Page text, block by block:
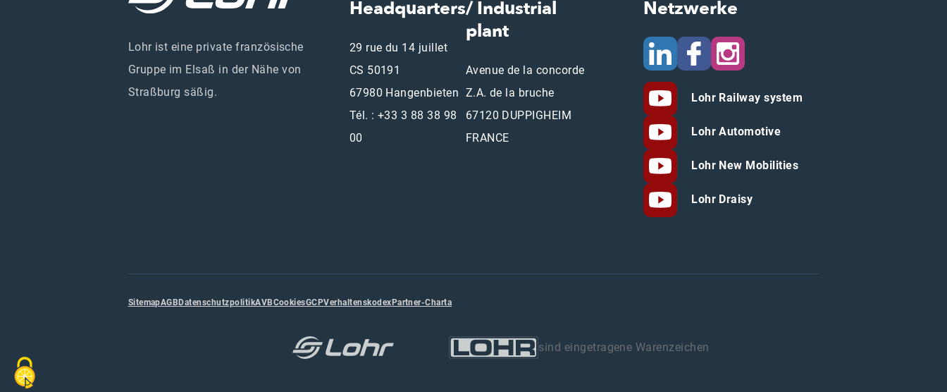
Lohr ist eine private französische
Gruppe im Elsaß in der Nähe von
Straßburg säßig.
Headquarters
29 rue du 14 juillet
CS 50191
67980 Hangenbieten
Tél. : +33 3 88 38 98
00
/ Industrial
plant
Avenue de la concorde
Z.A. de la bruche
67120 DUPPIGHEIM
FRANCE
Netzwerke
Lohr Railway system
Lohr Automotive
Lohr New Mobilities
Lohr Draisy
SitemapAGBDatenschutzpolitikAVBCookiesGCPVerhaltenskodexPartner-Charta
sind eingetragene Warenzeichen